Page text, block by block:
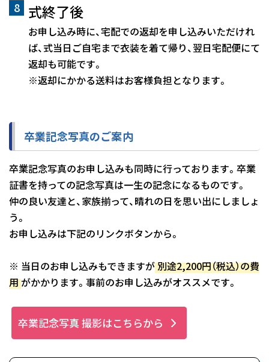
式終了後
お申し込み時に、宅配での返却を申し込みいただけれ
ば、式当日ご自宅まで衣装を着て帰り、翌日宅配便にて
返却も可能です。
※返却にかかる送料はお客様負担となります。
卒業記念写真のご案内
卒業記念写真のお申し込みも同時に行っております。卒業
証書を持っての記念写真は一生の記念になるものです。
仲の良い友達と、家族揃って、晴れの日を思い出にしましょ
う。
お申し込みは下記のリンクボタンから。
※ 当日のお申し込みもできますが別途2,200円（税込）の費
用がかかります。事前のお申し込みがオススメです。
卒業記念写真 撮影はこちらから